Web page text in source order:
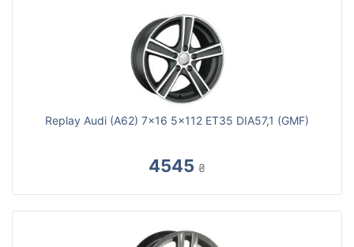
Replay Audi (A62) 7x16 5x112 ET35 DIA57,1 (GMF)
4545 ₴